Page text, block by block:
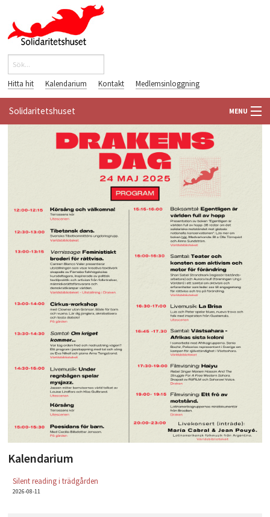
Hoppa till huvudinnehåll
Sökformulär
Hitta hit Kalendarium Kontakt Medlemsinloggning
Solidaritetshuset MENU
PÅ GÅNG
Kalendarium
Silent reading i trädgården
2026-08-11